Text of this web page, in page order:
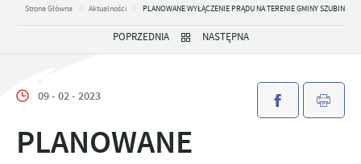
Strona Główna Aktualności PLANOWANE WYŁĄCZENIE PRĄDU NA TERENIE GMINY SZUBIN
POPRZEDNIA NASTĘPNA
09 - 02 - 2023
PLANOWANE